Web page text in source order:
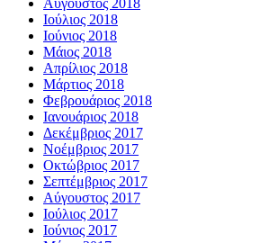
Αύγουστος 2018
Ιούλιος 2018
Ιούνιος 2018
Μάιος 2018
Απρίλιος 2018
Μάρτιος 2018
Φεβρουάριος 2018
Ιανουάριος 2018
Δεκέμβριος 2017
Νοέμβριος 2017
Οκτώβριος 2017
Σεπτέμβριος 2017
Αύγουστος 2017
Ιούλιος 2017
Ιούνιος 2017